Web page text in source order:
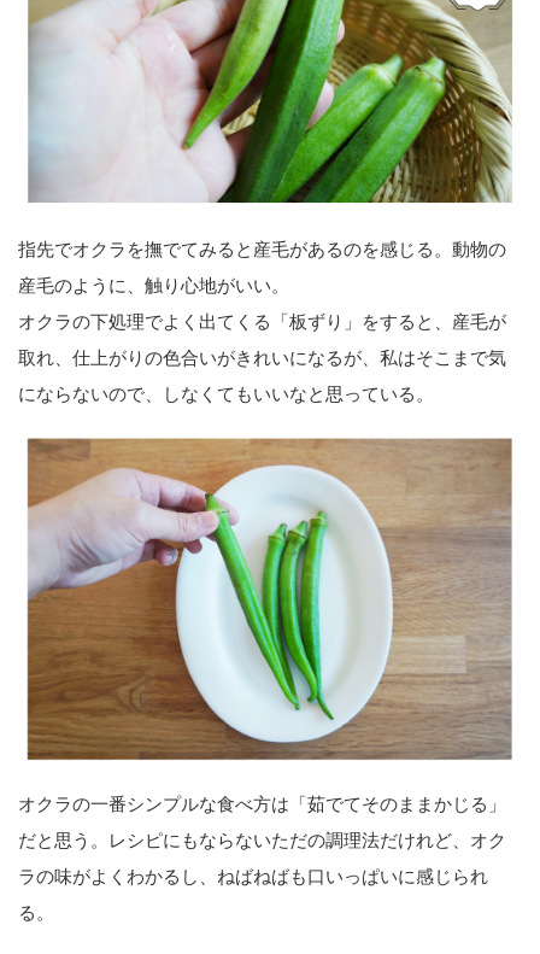
指先でオクラを撫でてみると産毛があるのを感じる。動物の
産毛のように、触り心地がいい。
オクラの下処理でよく出てくる「板ずり」をすると、産毛が
取れ、仕上がりの色合いがきれいになるが、私はそこまで気
にならないので、しなくてもいいなと思っている。
オクラの一番シンプルな食べ方は「茹でてそのままかじる」
だと思う。レシピにもならないただの調理法だけれど、オク
ラの味がよくわかるし、ねばねばも口いっぱいに感じられ
る。